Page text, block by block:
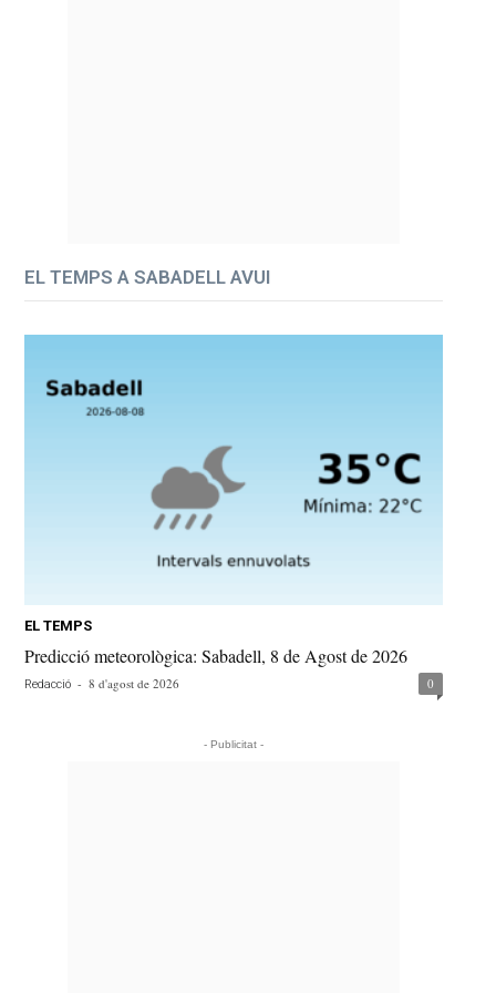
EL TEMPS A SABADELL AVUI
EL TEMPS
Predicció meteorològica: Sabadell, 8 de Agost de 2026
Redacció - 8 d'agost de 2026 0
- Publicitat -